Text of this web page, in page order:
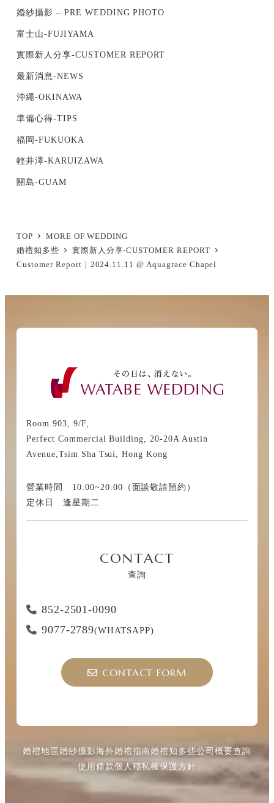
婚紗攝影 – PRE WEDDING PHOTO
富士山-FUJIYAMA
實際新人分享-CUSTOMER REPORT
最新消息-NEWS
沖繩-OKINAWA
準備心得-TIPS
福岡-FUKUOKA
輕井澤-KARUIZAWA
關島-GUAM
TOP
MORE OF WEDDING
婚禮知多些
實際新人分享-CUSTOMER REPORT
Customer Report｜2024.11.11 @ Aquagrace Chapel
Room 903, 9/F,
Perfect Commercial Building, 20-20A Austin
Avenue,Tsim Sha Tsui, Hong Kong
營業時間 10:00~20:00（面談敬請預約）
定休日 逢星期二
CONTACT
查詢
852-2501-0090
9077-2789(WHATSAPP)
CONTACT FORM
婚禮地區婚紗攝影海外婚禮指南婚禮知多些公司概要查詢
使用條款個人穩私權保護方針